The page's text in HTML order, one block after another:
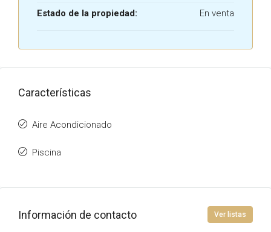
Estado de la propiedad: En venta
Características
Aire Acondicionado
Piscina
Información de contacto Ver listas